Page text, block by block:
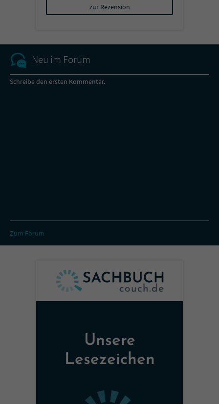
zur Rezension
Neu im Forum
Schreibe den ersten Kommentar.
Zum Forum
Unsere
Lesezeichen